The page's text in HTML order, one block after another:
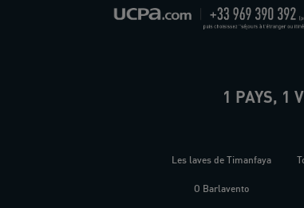
1 PAYS, 1
Les laves de Timanfaya
O Barlavento